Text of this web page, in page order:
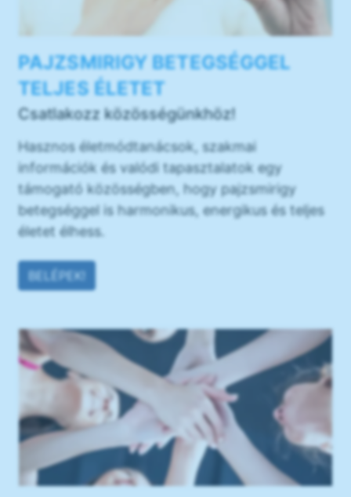
PAJZSMIRIGY BETEGSÉGGEL
TELJES ÉLETET
Csatlakozz közösségünkhöz!
Hasznos életmódtanácsok, szakmai
információk és valódi tapasztalatok egy
támogató közösségben, hogy pajzsmirigy
betegséggel is harmonikus, energikus és teljes
életet élhess.
BELÉPEK!